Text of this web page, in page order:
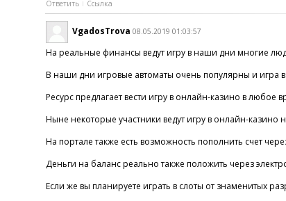
Ответить Ссылка
VgadosTrova 08.05.2019 01:03:57
На реальные финансы ведут игру в наши дни многие
В наши дни игровые автоматы очень популярны и игра
Ресурс предлагает вести игру в онлайн-казино в
Ныне некоторые участники ведут игру в онлайн-казино
На портале также есть возможность пополнить счет
Деньги на баланс реально также положить через
Если же вы планируете играть в слоты от знаменитых